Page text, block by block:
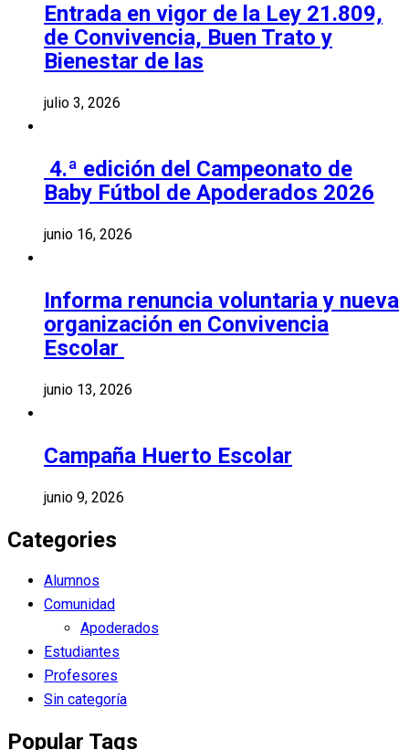
Entrada en vigor de la Ley 21.809,
de Convivencia, Buen Trato y
Bienestar de las
julio 3, 2026
4.ª edición del Campeonato de
Baby Fútbol de Apoderados 2026
junio 16, 2026
Informa renuncia voluntaria y nueva
organización en Convivencia
Escolar
junio 13, 2026
Campaña Huerto Escolar
junio 9, 2026
Categories
Alumnos
Comunidad
Apoderados
Estudiantes
Profesores
Sin categoría
Popular Tags